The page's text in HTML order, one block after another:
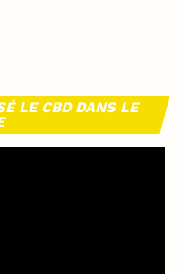
LE CBD DANS LE